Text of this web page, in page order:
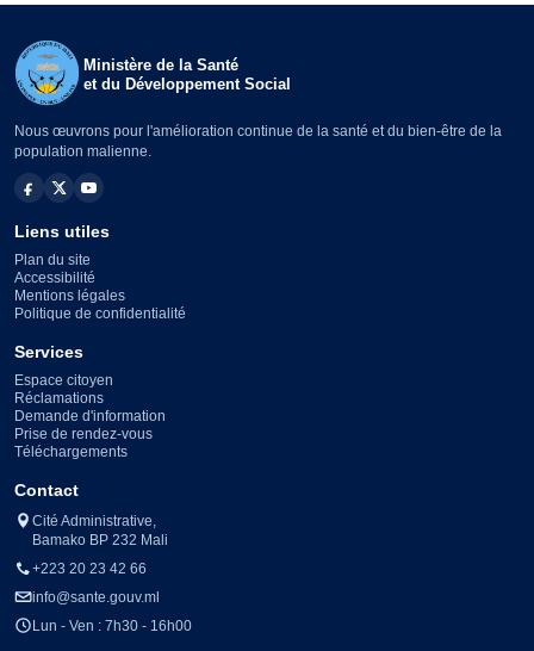
Ministère de la Santé
et du Développement Social
Nous œuvrons pour l'amélioration continue de la santé et du bien-être de la
population malienne.
Liens utiles
Plan du site
Accessibilité
Mentions légales
Politique de confidentialité
Services
Espace citoyen
Réclamations
Demande d'information
Prise de rendez-vous
Téléchargements
Contact
Cité Administrative,
Bamako BP 232 Mali
+223 20 23 42 66
info@sante.gouv.ml
Lun - Ven : 7h30 - 16h00